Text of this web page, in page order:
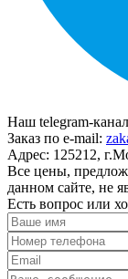
Наш telegram-канал
Заказ по e-mail:
Адрес: 125212,
Все цены,
данном сайте, не
Есть вопрос или